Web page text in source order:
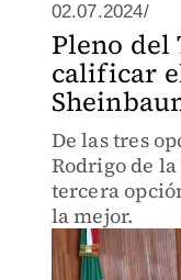
02.07.2024/
Pleno del
calificar
De las tres
Rodrigo de
tercera
la mejor.